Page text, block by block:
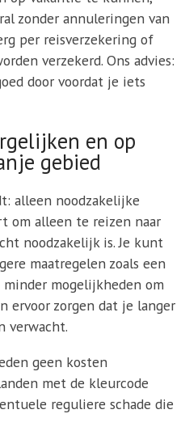
zonder annuleringen van
per reisverzekering of
verzekerd. Ons advies:
door voordat je iets
en op
gebied
alleen noodzakelijke
om alleen te reizen naar
noodzakelijk is. Je kunt
maatregelen zoals een
mogelijkheden om
ervoor zorgen dat je langer
verwacht.
geen kosten
met de kleurcode
reguliere schade die